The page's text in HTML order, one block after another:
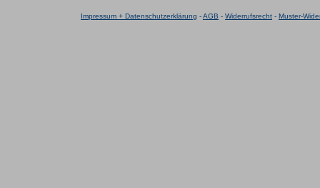
Impressum + Datenschutzerklärung -AGB - Widerrufsrecht - Muster-